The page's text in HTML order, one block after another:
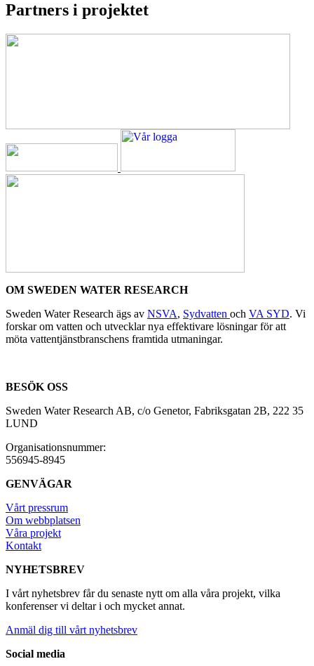
Partners i projektet
OM SWEDEN WATER RESEARCH
Sweden Water Research ägs av NSVA, Sydvatten och VA SYD. Vi
forskar om vatten och utvecklar nya effektivare lösningar för att
möta vattentjänstbranschens framtida utmaningar.
BESÖK OSS
Sweden Water Research AB, c/o Genetor, Fabriksgatan 2B, 222 35
LUND
Organisationsnummer:
556945-8945
GENVÄGAR
Vårt pressrum
Om webbplatsen
Våra projekt
Kontakt
NYHETSBREV
I vårt nyhetsbrev får du senaste nytt om alla våra projekt, vilka
konferenser vi deltar i och mycket annat.
Anmäl dig till vårt nyhetsbrev
Social media